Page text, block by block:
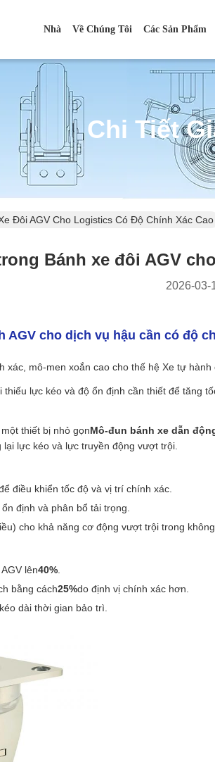
Nhà Về Chúng Tôi Các Sản Phẩm
Chi Tiết
Đôi AGV Cho Logistics Có Độ Chính Xác Cao
Bánh xe đôi AGV
2026-03-
cho dịch vụ hậu cần có độ
xác, mô-men xoắn cao cho thế hệ Xe tự
thiếu lực kéo và độ ổn định cần thiết để tăng
thiết bị nhỏ gọnMô-đun bánh xe dẫn
lực kéo và lực truyền động vượt trội.
điều khiển tốc độ và vị trí chính xác.
định và phân bổ tải trọng.
cho khả năng cơ động vượt trội trong
lên40%
bằng cách25%do định vị chính xác hơn.
dài thời gian bảo trì.